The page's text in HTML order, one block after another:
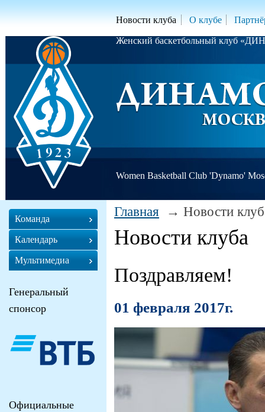
Новости клуба О клубе
Женский баскетбольный клуб
Women Basketball Club 'Dynamo'
Главная Новости
Новости клуба
Поздравляем!
01 февраля 2017г.
Команда
Календарь
Мультимедиа
Генеральный
спонсор
Официальные